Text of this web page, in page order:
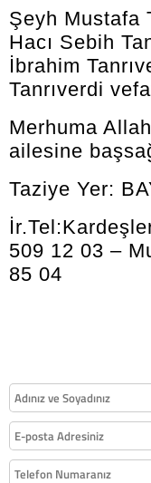
Şeyh Mustafa
Hacı Sebih
İbrahim
Tanrıverdi
Merhuma
ailesine
Taziye Yer:
509 12 03 –
85 04